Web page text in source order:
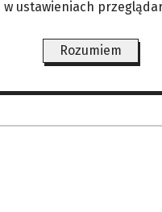
www.fraza.org.pl
w ustawieniach
Rozumiem